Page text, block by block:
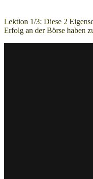
Lektion 1/3: Diese 2
Erfolg an der Börse haben